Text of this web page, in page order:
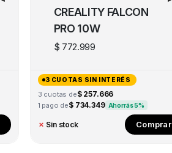
CREALITY FALCON
PRO 10W
$ 772.999
3 CUOTAS SIN INTERÉS
3 cuotas de$ 257.666
1 pago de$ 734.349 Ahorrás 5%
✗ Sin stock Comprar